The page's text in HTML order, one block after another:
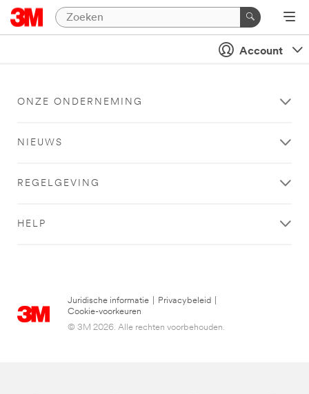
Account
ONZE ONDERNEMING
NIEUWS
REGELGEVING
HELP
Juridische informatie Privacybeleid
Cookie-voorkeuren
© 3M 2026. Alle rechten voorbehouden.